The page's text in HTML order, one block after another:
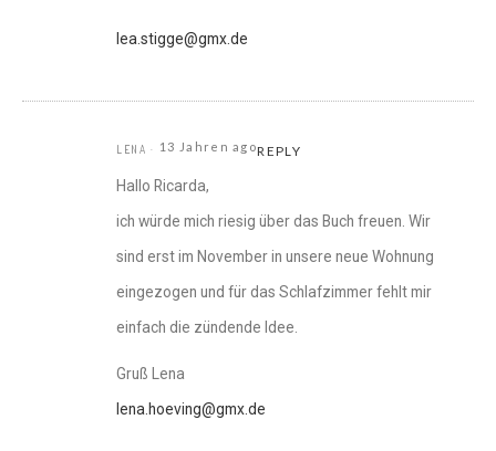
lea.stigge@gmx.de
LENA 13 Jahren agoREPLY
Hallo Ricarda,
ich würde mich riesig über das Buch freuen. Wir
sind erst im November in unsere neue Wohnung
eingezogen und für das Schlafzimmer fehlt mir
einfach die zündende Idee.
Gruß Lena
lena.hoeving@gmx.de